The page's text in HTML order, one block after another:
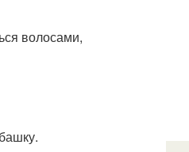
волосами,